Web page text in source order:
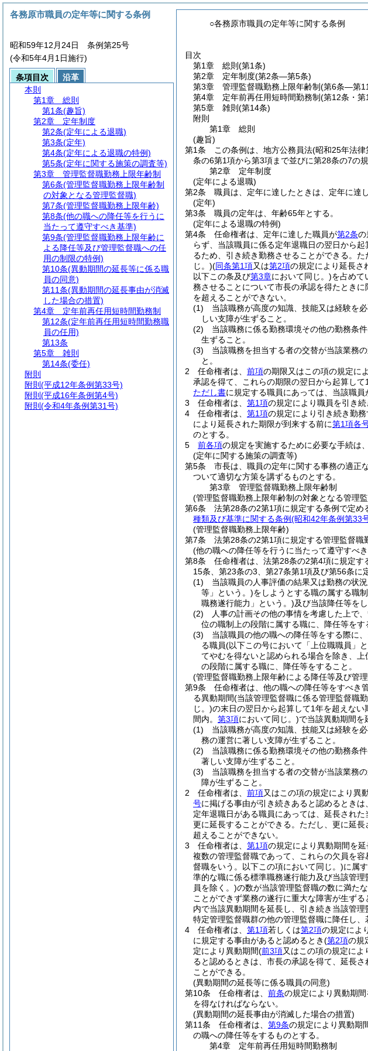
○各務原市職員の定年等に関する条例
目次
第1章
総則 (第1条)
第2章
定年制度(第2条―第5条)
第3章
管理監督職勤務上限年齢制(第6条―第
第4章
定年前再任用短時間勤務制(第12条・第
第5章
雑則 (第14条)
附則
第1章
総則
(趣旨)
第1条
この条例は、地方公務員法(昭和25年法律
条の6第1項から第3項まで並びに第28条の7の
第2章
定年制度
(定年による退職)
第2条
職員は、定年に達したときは、定年に達
(定年)
第3条
職員の定年は、年齢65年とする。
(定年による退職の特例)
第4条
任命権者は、定年に達した職員が第2条の
らず、当該職員に係る定年退職日の翌日から
るため、引き続き勤務させることができる。 た
じ。)(同条第1項又は第2項の規定により延長さ
以下この条及び第3章において同じ。)を占めて
務させることについて市長の承認を得たとき
を超えることができない。
(1)
当該職務が高度の知識、技能又は経験を
しい支障が生ずること。
(2)
当該職務に係る勤務環境その他の勤務条
生ずること。
(3)
当該職務を担当する者の交替が当該業務
と。
2
任命権者は、 前項の期限又はこの項の規定に
承認を得て、これらの期限の翌日から起算し
ただし書に規定する職員にあっては、当該職
3
任命権者は、 第1項の規定により職員を引き
4
任命権者は、 第1項の規定により引き続き勤
により延長された期限が到来する前に第1項各
のとする。
5
前各項の規定を実施するために必要な手続は
(定年に関する施策の調査等)
第5条
市長は、職員の定年に関する事務の適正
ついて適切な方策を講ずるものとする。
第3章
管理監督職勤務上限年齢制
(管理監督職勤務上限年齢制の対象となる管理
第6条
法第28条の2第1項に規定する条例で定め
種類及び基準に関する条例(昭和42年条例第33
(管理監督職勤務上限年齢)
第7条
法第28条の2第1項に規定する管理監督職
(他の職への降任等を行うに当たって遵守すべ
第8条
任命権者は、法第28条の2第4項に規定す
15条、第23条の3、第27条第1項及び第56条に
(1)
当該職員の人事評価の結果又は勤務の状
等」という。)をしようとする職の属する職
職務遂行能力」という。)及び当該降任等を
(2)
人事の計画その他の事情を考慮した上で
位の職制上の段階に属する職に、降任等をす
(3)
当該職員の他の職への降任等をする際に
る職員(以下この号において「上位職職員」
てやむを得ないと認められる場合を除き、
の段階に属する職に、降任等をすること。
(管理監督職勤務上限年齢による降任等及び管
第9条
任命権者は、他の職への降任等をすべき
る異動期間(当該管理監督職に係る管理監督職
じ。)の末日の翌日から起算して1年を超えない
間内。 第3項において同じ。)で当該異動期間を
(1)
当該職務が高度の知識、技能又は経験を
務の運営に著しい支障が生ずること。
(2)
当該職務に係る勤務環境その他の勤務条
著しい支障が生ずること。
(3)
当該職務を担当する者の交替が当該業務
障が生ずること。
2
任命権者は、 前項又はこの項の規定により異
号に掲げる事由が引き続きあると認めるとき
定年退職日がある職員にあっては、延長され
更に延長することができる。 ただし、更に延
超えることができない。
3
任命権者は、 第1項の規定により異動期間を
複数の管理監督職であって、これらの欠員を
督職をいう。以下この項において同じ。)に属
準的な職に係る標準職務遂行能力及び当該管
員を除く。)の数が当該管理監督職の数に満た
ことができず業務の遂行に重大な障害が生ず
内で当該異動期間を延長し、引き続き当該管
特定管理監督職群の他の管理監督職に降任し、
4
任命権者は、 第1項若しくは第2項の規定によ
に規定する事由があると認めるとき(第2項の規
定により異動期間(前3項又はこの項の規定に
ると認めるときは、市長の承認を得て、延長
ことができる。
(異動期間の延長等に係る職員の同意)
第10条
任命権者は、 前条の規定により異動期
を得なければならない。
(異動期間の延長事由が消滅した場合の措置)
第11条
任命権者は、 第9条の規定により異動期
の職への降任等をするものとする。
第4章
定年前再任用短時間勤務制
各務原市職員の定年等に関する条例
昭和59年12月24日 条例第25号
(令和5年4月1日施行)
条項目次
沿革
本則
第1章
総則
第1条(趣旨)
第2章
定年制度
第2条(定年による退職)
第3条(定年)
第4条(定年による退職の特例)
第5条(定年に関する施策の調査等)
第3章
管理監督職勤務上限年齢制
第6条(管理監督職勤務上限年齢制
の対象となる管理監督職)
第7条(管理監督職勤務上限年齢)
第8条(他の職への降任等を行うに
当たって遵守すべき基準)
第9条(管理監督職勤務上限年齢に
よる降任等及び管理監督職への任
用の制限の特例)
第10条(異動期間の延長等に係る職
員の同意)
第11条(異動期間の延長事由が消滅
した場合の措置)
第4章
定年前再任用短時間勤務制
第12条(定年前再任用短時間勤務職
員の任用)
第13条
第5章
雑則
第14条(委任)
附則
附則 (平成12年条例第33号)
附則 (平成16年条例第4号)
附則 (令和4年条例第31号)